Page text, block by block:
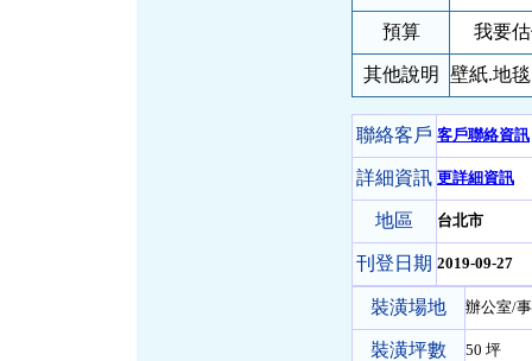
預算 我要估
其他說明 壁紙.地
聯絡客戶 客戶聯絡資訊
詳細資訊 更詳細資訊
地區 台北市
刊登日期 2019-09-27
裝潢場地 辦公室/
裝潢坪數 50 坪